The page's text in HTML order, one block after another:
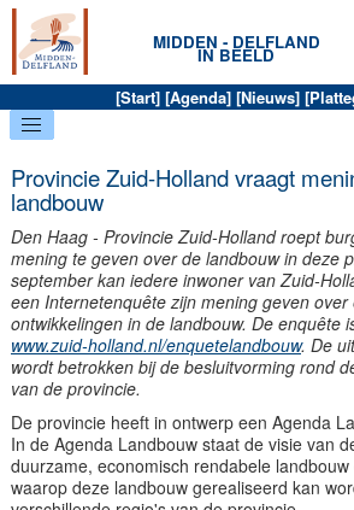
MIDDEN - DELFLAND
IN BEELD
[Start] [Agenda] [Nieuws] [
Provincie Zuid-Holland vraagt
landbouw
Den Haag - Provincie Zuid-Holland roept
mening te geven over de landbouw in deze
september kan iedere inwoner van Zuid-
een Internetenquête zijn mening geven over
ontwikkelingen in de landbouw. De enquête
www.zuid-holland.nl/enquetelandbouw. De
wordt betrokken bij de besluitvorming rond
van de provincie.
De provincie heeft in ontwerp een Agenda
In de Agenda Landbouw staat de visie van
duurzame, economisch rendabele
waarop deze landbouw gerealiseerd kan